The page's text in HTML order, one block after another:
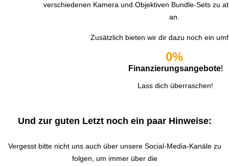
verschiedenen Kamera und Objektiven Bundle-Sets zu
an.
Zusätzlich bieten wir dir dazu noch ein
0%
Finanzierungsangebote!
Lass dich überraschen!
Und zur guten Letzt noch ein paar Hinweise:
Vergesst bitte nicht uns auch über unsere Social-Media-Kanäle zu
folgen, um immer über die